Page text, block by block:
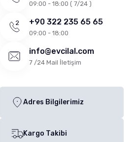
09:00 - 18:00 ( 7/24 )
+90 322 235 65 65
09:00 - 18:00
info@evcilal.com
7 /24 Mail İletişim
Adres Bilgilerimiz
Kargo Takibi